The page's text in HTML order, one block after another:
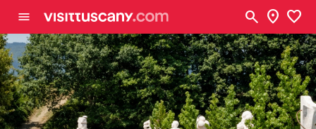
menu search location_on favorite